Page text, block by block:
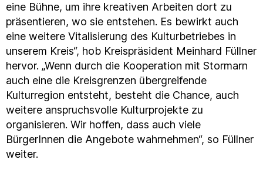
eine Bühne, um ihre kreativen Arbeiten dort zu
präsentieren, wo sie entstehen. Es bewirkt auch
eine weitere Vitalisierung des Kulturbetriebes in
unserem Kreis“, hob Kreispräsident Meinhard Füllner
hervor. „Wenn durch die Kooperation mit Stormarn
auch eine die Kreisgrenzen übergreifende
Kulturregion entsteht, besteht die Chance, auch
weitere anspruchsvolle Kulturprojekte zu
organisieren. Wir hoffen, dass auch viele
BürgerInnen die Angebote wahrnehmen“, so Füllner
weiter.